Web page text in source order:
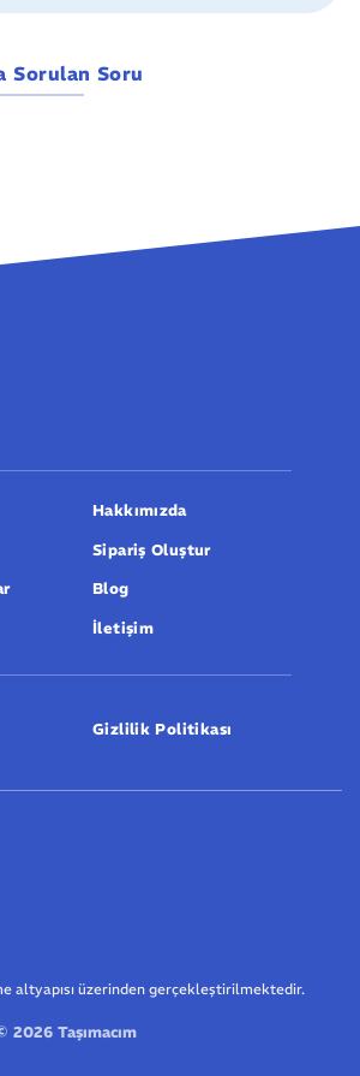
Sorulan Soru
Hakkımızda
Sipariş Oluştur
Blog
İletişim
Gizlilik Politikası
altyapısı üzerinden gerçekleştirilmektedir.
2026 Taşımacım